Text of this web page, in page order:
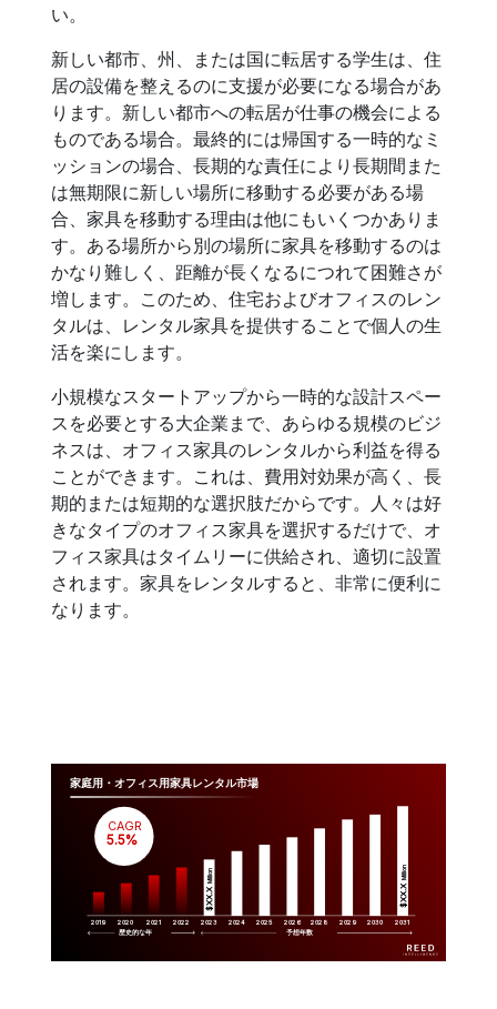
い。
新しい都市、州、または国に転居する学生は、住
居の設備を整えるのに支援が必要になる場合があ
ります。新しい都市への転居が仕事の機会による
ものである場合。最終的には帰国する一時的なミ
ッションの場合、長期的な責任により長期間また
は無期限に新しい場所に移動する必要がある場
合、家具を移動する理由は他にもいくつかありま
す。ある場所から別の場所に家具を移動するのは
かなり難しく、距離が長くなるにつれて困難さが
増します。このため、住宅およびオフィスのレン
タルは、レンタル家具を提供することで個人の生
活を楽にします。
小規模なスタートアップから一時的な設計スペー
スを必要とする大企業まで、あらゆる規模のビジ
ネスは、オフィス家具のレンタルから利益を得る
ことができます。これは、費用対効果が高く、長
期的または短期的な選択肢だからです。人々は好
きなタイプのオフィス家具を選択するだけで、オ
フィス家具はタイムリーに供給され、適切に設置
されます。家具をレンタルすると、非常に便利に
なります。
家庭用・オフィス用家具レンタル市場
2019 2020 2021 2022 2023 2024 2025 2026 2028 2029 2030 2031
$XX.X
Million
$XX.X
Million
CAGR
5.5%
歴史的な年 予想年数